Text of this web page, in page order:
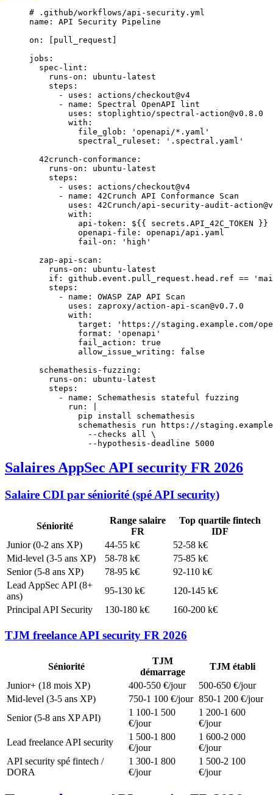
# .github/workflows/api-security.yml
name : API Security Pipeline
on : [ pull_request ]
jobs :
  spec-lint
:
    runs-on
: ubuntu-latest
    steps
:
      -
uses : actions/checkout@v4
      -
name : Spectral OpenAPI lint
        uses
: stoplightio/spectral-action@v0.8.0
        with
:
          file_glob
:
'openapi/*.yaml'
          spectral_ruleset
:
'.spectral.yaml'
  42crunch-conformance
:
    runs-on
: ubuntu-latest
    steps
:
      -
uses : actions/checkout@v4
      -
name : 42Crunch API Conformance Scan
        uses
: 42Crunch/api-security-audit-
        with
:
          api-token
: ${{ secrets.API_42C_TOKEN }}
          openapi-file
: openapi/api.yaml
          fail-on
:
'high'
  zap-api-scan
:
    runs-on
: ubuntu-latest
    if
: github.event.pull_request.head.ref ==
    steps
:
      -
name : OWASP ZAP API Scan
        uses
: zaproxy/action-api-scan@v0.7.0
        with
:
          target
:
'https://staging.example.com/
          format
:
'openapi'
          fail_action
: true
          allow_issue_writing
: false
  schemathesis-fuzzing
:
    runs-on
: ubuntu-latest
    steps
:
      -
name : Schemathesis stateful fuzzing
        run
:
          pip install schemathesis
schemathesis run https://
            --checks all \
            --hypothesis-deadline 5000
Salaires AppSec API security FR 2026
Salaire CDI par séniorité (spé API security)
Séniorité
Range salaire
FR
Top quartile fintech
IDF
Junior (0-2 ans XP)
44-55 k€
52-58 k€
Mid-level (3-5 ans XP)
58-78 k€
75-85 k€
Senior (5-8 ans XP)
78-95 k€
92-110 k€
Lead AppSec API (8+
ans)
95-130 k€
120-145 k€
Principal API Security
130-180 k€ 160-200 k€
TJM freelance API security FR 2026
Séniorité
TJM
démarrage
TJM établi
Junior+ (18 mois XP)
400-550 €/jour
500-650 €/jour
Mid-level (3-5 ans XP)
750-1 100 €/jour 850-1 200 €/jour
Senior (5-8 ans XP API)
1 100-1 500
€/jour
1 200-1 600
€/jour
Lead freelance API security
1 500-1 800
€/jour
1 600-2 000
€/jour
API security spé fintech /
DORA
1 300-1 800
€/jour
1 500-2 100
€/jour